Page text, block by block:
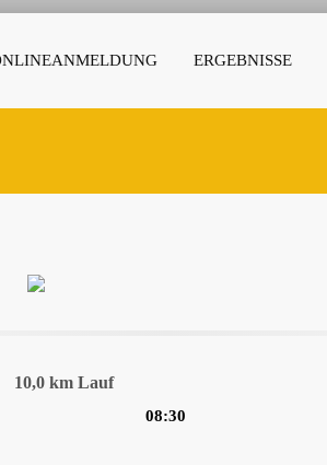
ERGEBNISSE
10,0 km Lauf
08:30